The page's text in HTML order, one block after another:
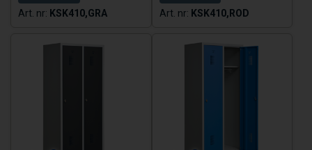
KSK410,GRA
KSK410,ROD